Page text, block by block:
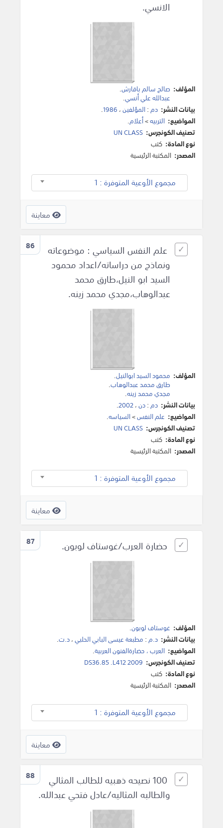
الانسي.
المؤلف: صالح سالم باقارش.
عبدالله علي أنسي.
بيانات النشر: دم:المؤلفين، 1986
.
المواضيع: التربيه>أعلام.
تصنيف الكونجرس: UN CLASS
نوع المادة: كتب
المصدر: المكتبة الرئيسية
مجموع الأوعية المتوفرة : 1
معاينة
86
علم النفس السياسي : موضوعاته
ونماذج من دراساته/اعداد محمود
السيد ابو النيل،طارق محمد
عبدالوهاب،مجدي محمد زينه.
المؤلف: محمود السيد ابوالنيل.
طارق محمد عبدالوهاب.
مجدي محمد زينه.
بيانات النشر: دم:دن،2002
.
المواضيع: علم النفس>السياسه.
تصنيف الكونجرس: UN CLASS
نوع المادة: كتب
المصدر: المكتبة الرئيسية
مجموع الأوعية المتوفرة : 1
معاينة
87 حضارة العرب/غوستاف لوبون.
المؤلف: غوستاف لوبون.
بيانات النشر: د.م: مطبعة عيسى البابي الحلبي،د.ت.
المواضيع: العرب ، حضارةالفنون العربية.
تصنيف الكونجرس: DS36.85 .L412 2009
نوع المادة: كتب
المصدر: المكتبة الرئيسية
مجموع الأوعية المتوفرة : 1
معاينة
88
100 نصيحه ذهبيه للطالب المثالي
والطالبه المثاليه/عادل فتحي عبدالله.